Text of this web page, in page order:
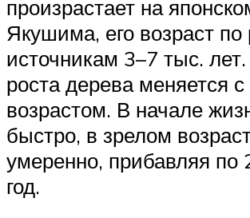
произрастает на
Якушима, его возраст
источникам 3–7 тыс.
роста дерева меняется с
возрастом. В начале
быстро, в зрелом
умеренно, прибавляя по
год.